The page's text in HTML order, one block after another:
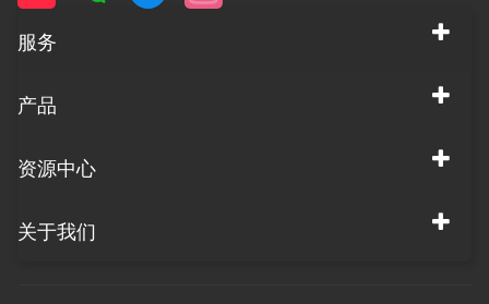
服务
产品
资源中心
关于我们